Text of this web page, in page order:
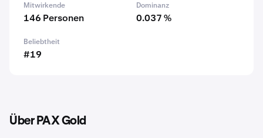
Mitwirkende
146 Personen
Dominanz
0.037 %
Beliebtheit
#19
Über PAX Gold